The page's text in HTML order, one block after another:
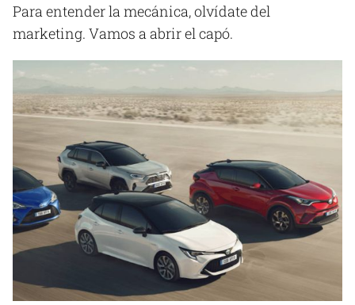
Para entender la mecánica, olvídate del
marketing. Vamos a abrir el capó.